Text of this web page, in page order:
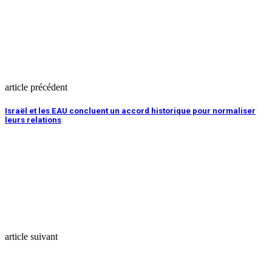
article précédent
Israël et les EAU concluent un accord historique pour normaliser
leurs relations
article suivant